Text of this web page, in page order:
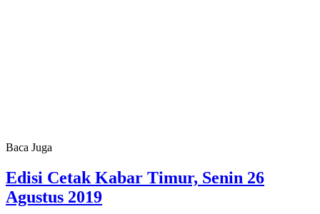
Baca Juga
Edisi Cetak Kabar Timur, Senin 26
Agustus 2019